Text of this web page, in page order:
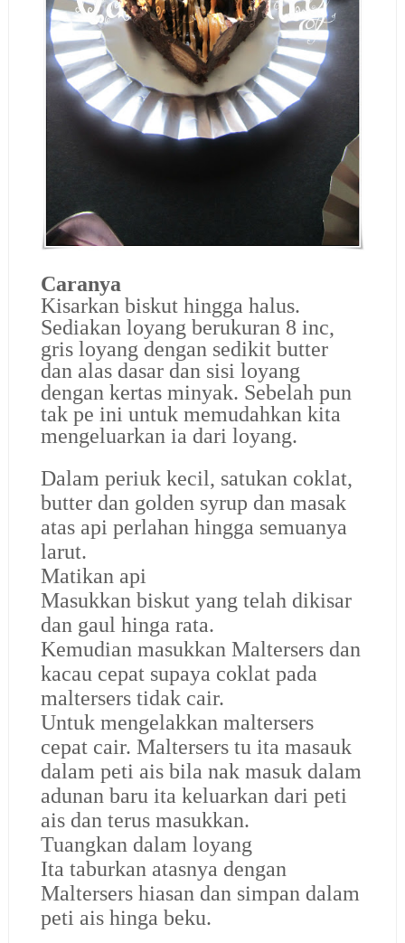
Caranya
Kisarkan biskut hingga halus.
Sediakan loyang berukuran 8 inc,
gris loyang dengan sedikit butter
dan alas dasar dan sisi loyang
dengan kertas minyak. Sebelah pun
tak pe ini untuk memudahkan kita
mengeluarkan ia dari loyang.
Dalam periuk kecil, satukan coklat,
butter dan golden syrup dan masak
atas api perlahan hingga semuanya
larut.
Matikan api
Masukkan biskut yang telah dikisar
dan gaul hinga rata.
Kemudian masukkan Maltersers dan
kacau cepat supaya coklat pada
maltersers tidak cair.
Untuk mengelakkan maltersers
cepat cair. Maltersers tu ita masauk
dalam peti ais bila nak masuk dalam
adunan baru ita keluarkan dari peti
ais dan terus masukkan.
Tuangkan dalam loyang
Ita taburkan atasnya dengan
Maltersers hiasan dan simpan dalam
peti ais hinga beku.